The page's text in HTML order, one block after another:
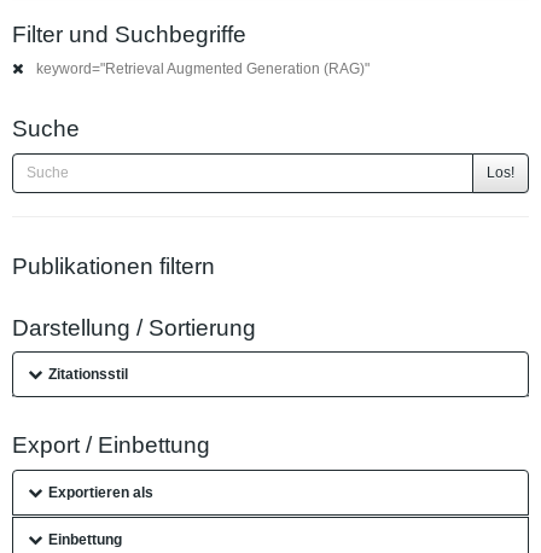
Filter und Suchbegriffe
keyword="Retrieval Augmented Generation (RAG)"
Suche
Los!
Publikationen filtern
Darstellung / Sortierung
Zitationsstil
Export / Einbettung
Exportieren als
Einbettung